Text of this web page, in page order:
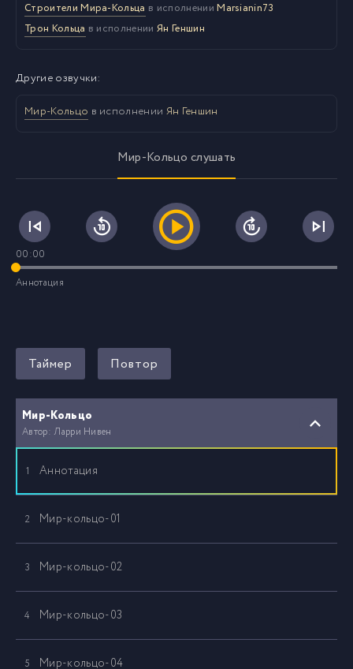
Строители Мира-Кольца в исполненииMarsianin73
Трон Кольца в исполненииЯн Геншин
Другие озвучки:
Мир-Кольцо в исполнении Ян Геншин
Мир-Кольцо слушать
00:00
Аннотация
Таймер Повтор
Мир-Кольцо
Автор: Ларри Нивен
1 Аннотация
2 Мир-кольцо-01
3 Мир-кольцо-02
4 Мир-кольцо-03
5 Мир-кольцо-04